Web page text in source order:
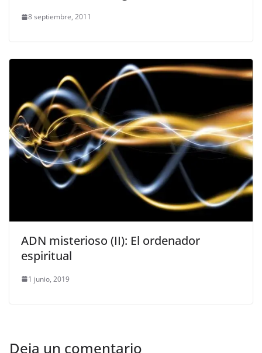
8 septiembre, 2011
ADN misterioso (II): El ordenador
espiritual
1 junio, 2019
Deja un comentario